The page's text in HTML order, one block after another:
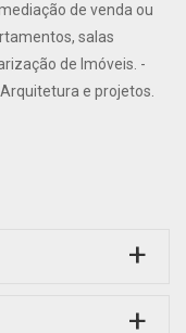
de venda ou
salas
de Imóveis. -
e projetos.